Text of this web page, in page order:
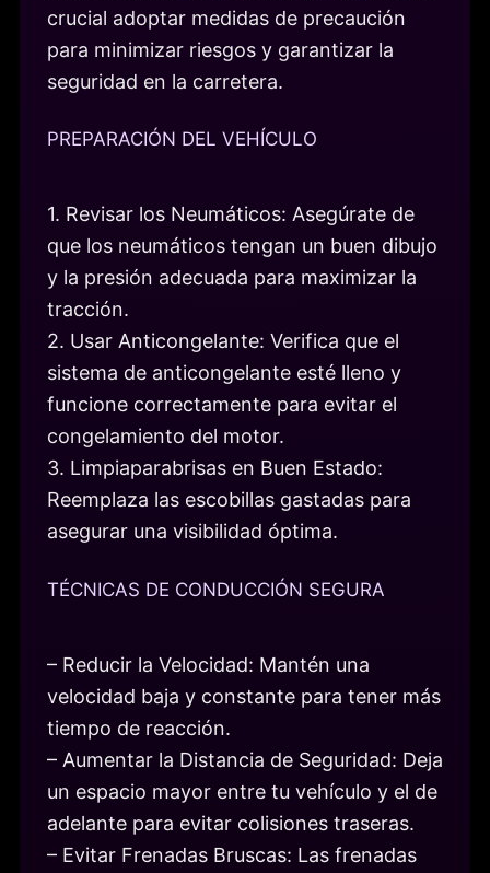
crucial adoptar medidas de precaución
para minimizar riesgos y garantizar la
seguridad en la carretera.
PREPARACIÓN DEL VEHÍCULO
1. Revisar los Neumáticos: Asegúrate de
que los neumáticos tengan un buen dibujo
y la presión adecuada para maximizar la
tracción.
2. Usar Anticongelante: Verifica que el
sistema de anticongelante esté lleno y
funcione correctamente para evitar el
congelamiento del motor.
3. Limpiaparabrisas en Buen Estado:
Reemplaza las escobillas gastadas para
asegurar una visibilidad óptima.
TÉCNICAS DE CONDUCCIÓN SEGURA
– Reducir la Velocidad: Mantén una
velocidad baja y constante para tener más
tiempo de reacción.
– Aumentar la Distancia de Seguridad: Deja
un espacio mayor entre tu vehículo y el de
adelante para evitar colisiones traseras.
– Evitar Frenadas Bruscas: Las frenadas